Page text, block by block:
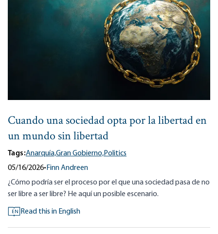
Cuando una sociedad opta por la libertad en
un mundo sin libertad
Tags:Anarquía,Gran Gobierno,Politics
05/16/2026•Finn Andreen
¿Cómo podría ser el proceso por el que una sociedad pasa de no
ser libre a ser libre? He aquí un posible escenario.
EN Read this in English